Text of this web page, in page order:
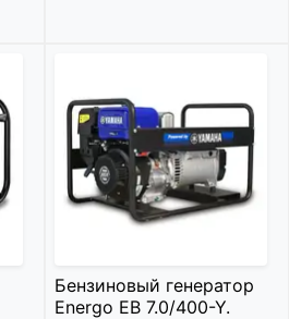
Бензиновый генератор
Energo EB 7.0/400-Y.